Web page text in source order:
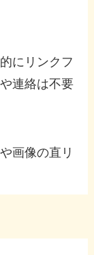
にリンクフ
連絡は不要
画像の直リ